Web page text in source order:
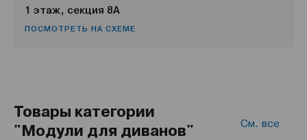
1 этаж, секция 8А
ПОСМОТРЕТЬ НА СХЕМЕ
Товары категории
"Модули для диванов"
См. все